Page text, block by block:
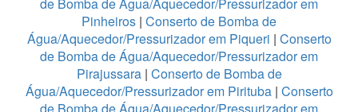
de Bomba de Água/Aquecedor/Pressurizador em
Pinheiros | Conserto de Bomba de
Água/Aquecedor/Pressurizador em Piqueri | Conserto
de Bomba de Água/Aquecedor/Pressurizador em
Pirajussara| Conserto de Bomba de
Água/Aquecedor/Pressurizador em Pirituba| Conserto